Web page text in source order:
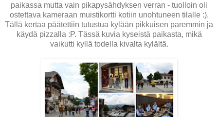
paikassa mutta vain pikapysähdyksen verran - tuolloin oli
ostettava kameraan muistikortti kotiin unohtuneen tilalle :).
Tällä kertaa päätettiin tutustua kylään pikkuisen paremmin ja
käydä pizzalla :P. Tässä kuvia kyseistä paikasta, mikä
vaikutti kyllä todella kivalta kylältä.